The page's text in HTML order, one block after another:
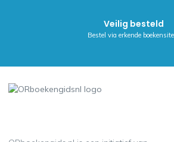
Veilig besteld
Bestel via erkende